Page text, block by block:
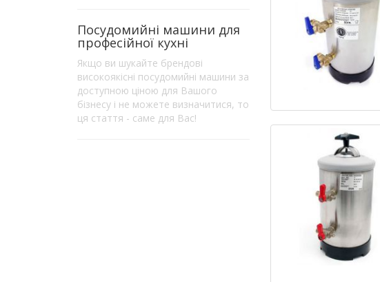
Посудомийні машини для
професійної кухні
Якщо ви шукайте брендові
високоякісні посудомийні машини за
доступною ціною для Вашого
бізнесу і не можете визначитися, то
ця стаття - саме для Вас!